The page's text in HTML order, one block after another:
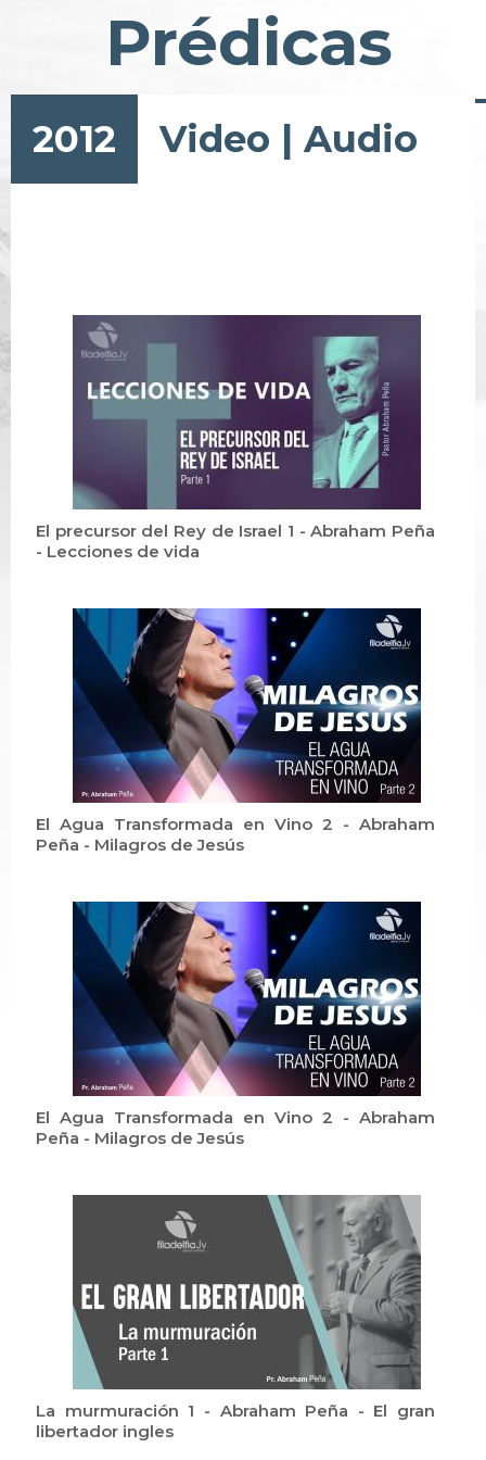
Prédicas
2012 Video | Audio
El precursor del Rey de Israel 1 - Abraham Peña
- Lecciones de vida
El Agua Transformada en Vino 2 - Abraham
Peña - Milagros de Jesús
El Agua Transformada en Vino 2 - Abraham
Peña - Milagros de Jesús
La murmuración 1 - Abraham Peña - El gran
libertador ingles
Pagination